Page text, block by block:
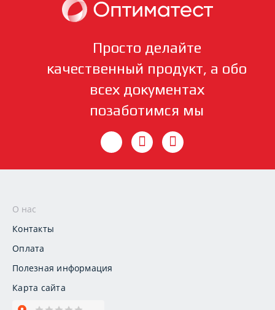
Просто делайте
качественный продукт, а обо
всех документах
позаботимся мы
О нас
Контакты
Оплата
Полезная информация
Карта сайта